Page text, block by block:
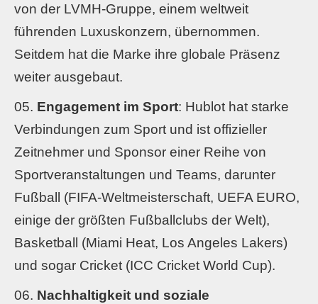
von der LVMH-Gruppe, einem weltweit
führenden Luxuskonzern, übernommen.
Seitdem hat die Marke ihre globale Präsenz
weiter ausgebaut.
Engagement im Sport: Hublot hat starke
Verbindungen zum Sport und ist offizieller
Zeitnehmer und Sponsor einer Reihe von
Sportveranstaltungen und Teams, darunter
Fußball (FIFA-Weltmeisterschaft, UEFA EURO,
einige der größten Fußballclubs der Welt),
Basketball (Miami Heat, Los Angeles Lakers)
und sogar Cricket (ICC Cricket World Cup).
Nachhaltigkeit und soziale